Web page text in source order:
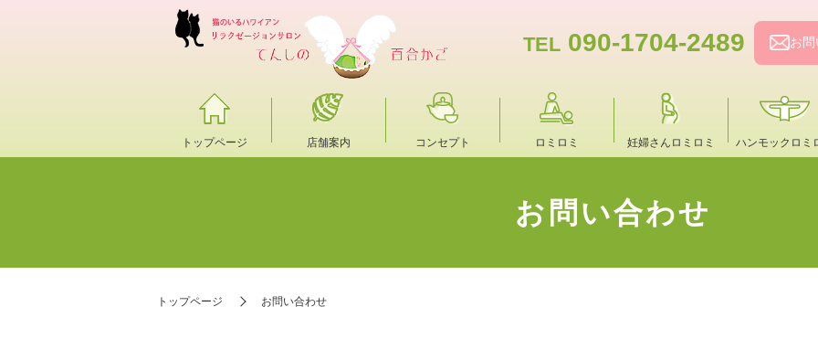
トップページ 店舗案内 コンセプト ロミロミ 妊婦さんロミロミ ハンモックロミ
TEL 090-1704-2489 お
お問い合わせ
トップページ お問い合わせ